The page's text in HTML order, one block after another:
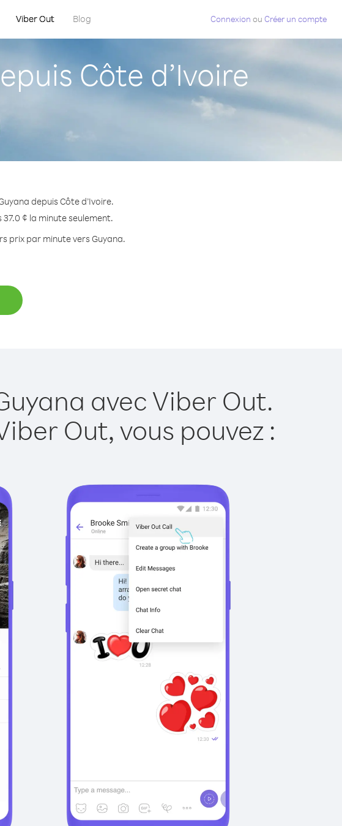
Viber Out Blog Connexion ou Créer un compte
Côte d’Ivoire
depuis Côte d’Ivoire.
¢ la minute seulement.
prix par minute vers Guyana.
avec Viber Out.
Out, vous pouvez :